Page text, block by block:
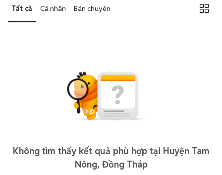
Tất cả Cá nhân Bán chuyên
Không tìm thấy kết quả phù hợp tại Huyện Tam
Nông, Đồng Tháp